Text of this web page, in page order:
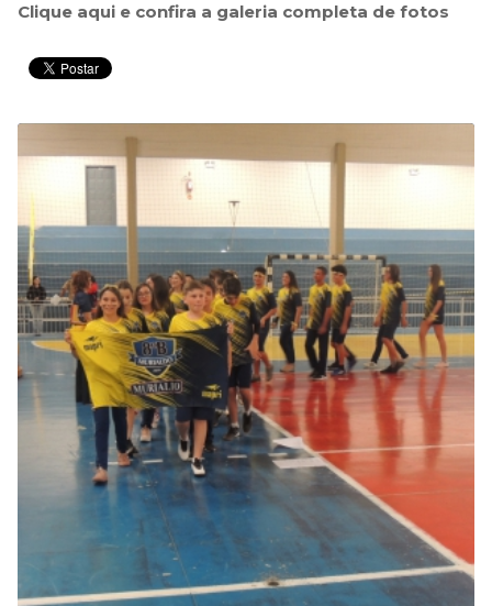
Clique aqui e confira a galeria completa de fotos